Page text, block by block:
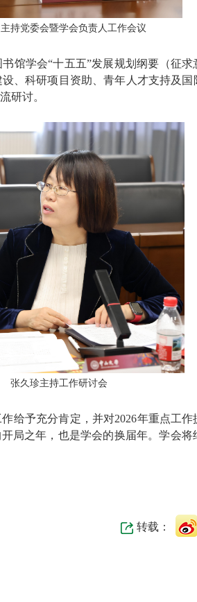
持党委会暨学会负责人工作会议
馆学会“十五五”发展规划纲要（征
、科研项目资助、青年人才支持及
研讨。
张久珍主持工作研讨会
给予充分肯定，并对2026年重点工作
局之年，也是学会的换届年。学会
转载：